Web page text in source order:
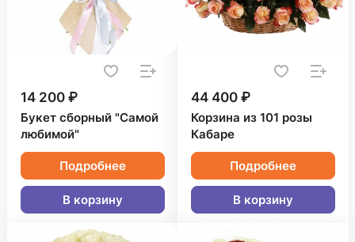
14 200 ₽
Букет сборный "Самой
любимой"
Подробнее
В корзину
44 400 ₽
Корзина из 101 розы
Кабаре
Подробнее
В корзину